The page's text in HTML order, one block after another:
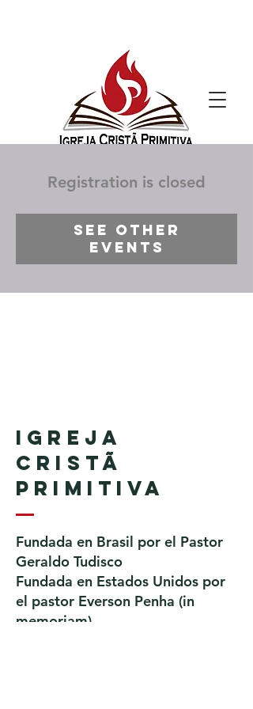
Registration is closed
See other
events
Igreja
Cristã
Primitiva
Fundada en Brasil por el Pastor
Geraldo Tudisco
Fundada en Estados Unidos por
el pastor Everson Penha ​(in
memoriam)